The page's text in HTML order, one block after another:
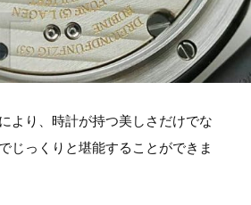
より、時計が持つ美しさだけでな
じっくりと堪能することができま